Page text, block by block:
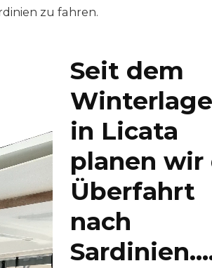
zu fahren.
Seit dem
in Licata
planen wir
Überfahrt
nach